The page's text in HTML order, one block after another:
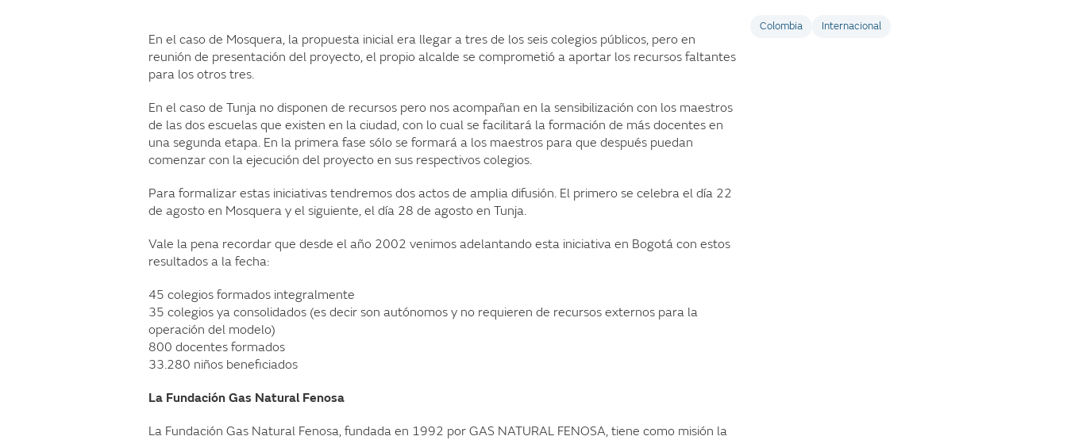
En el caso de Mosquera, la propuesta inicial era llegar a tres de los seis colegios públicos, pero en
reunión de presentación del proyecto, el propio alcalde se comprometió a aportar los recursos faltantes
para los otros tres.
En el caso de Tunja no disponen de recursos pero nos acompañan en la sensibilización con los maestros
de las dos escuelas que existen en la ciudad, con lo cual se facilitará la formación de más docentes en
una segunda etapa. En la primera fase sólo se formará a los maestros para que después puedan
comenzar con la ejecución del proyecto en sus respectivos colegios.
Para formalizar estas iniciativas tendremos dos actos de amplia difusión. El primero se celebra el día 22
de agosto en Mosquera y el siguiente, el día 28 de agosto en Tunja.
Vale la pena recordar que desde el año 2002 venimos adelantando esta iniciativa en Bogotá con estos
resultados a la fecha:
45 colegios formados integralmente
35 colegios ya consolidados (es decir son autónomos y no requieren de recursos externos para la
operación del modelo)
800 docentes formados
33.280 niños beneficiados
La Fundación Gas Natural Fenosa
La Fundación Gas Natural Fenosa, fundada en 1992 por GAS NATURAL FENOSA, tiene como misión la
Colombia Internacional